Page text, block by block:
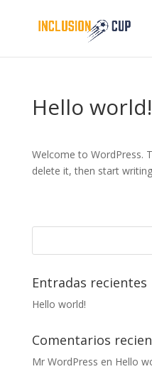
Hello world!
Welcome to WordPress.
delete it, then start
Entradas recientes
Hello world!
Comentarios
Mr WordPress en Hello